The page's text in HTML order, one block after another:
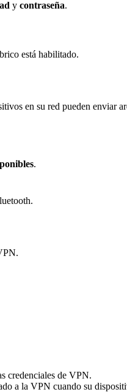
y contraseña.
está habilitado.
en su red pueden enviar
.
credenciales de VPN.
a la VPN cuando su